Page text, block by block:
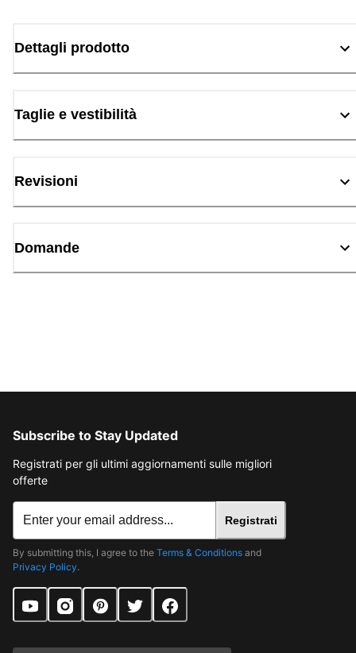
Dettagli prodotto
Taglie e vestibilità
Revisioni
Domande
Subscribe to Stay Updated
Registrati per gli ultimi aggiornamenti sulle migliori
offerte
Registrati
By submitting this, I agree to the Terms & Conditions and
Privacy Policy.